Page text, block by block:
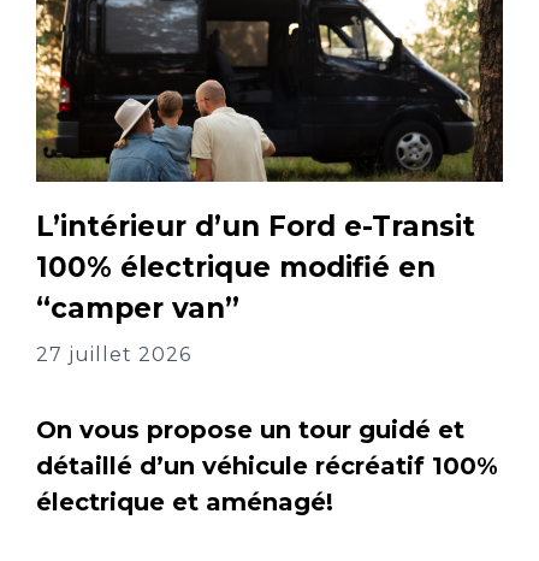
L’intérieur d’un Ford e-Transit
100% électrique modifié en
“camper van”
27 juillet 2026
On vous propose un tour guidé et
détaillé d’un véhicule récréatif 100%
électrique et aménagé!